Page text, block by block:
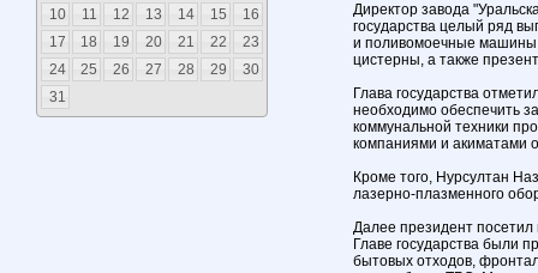
10
11 12 13 14 15
16
17
18 19 20 21 22
23
24
25 26 27 28 29
30
31
Директор завода
государства целый ряд
и поливомоечные
цистерны, а также
Глава государства
необходимо обеспечить
коммунальной техники
компаниями и акиматами
Кроме того, Нурсултан
лазерно-плазменного
Далее президент посетил
Главе государства были
бытовых отходов,